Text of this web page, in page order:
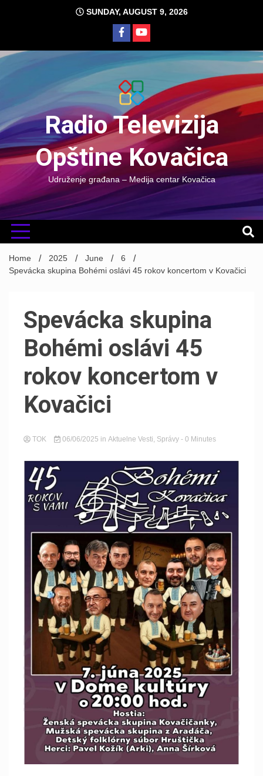
SUNDAY, AUGUST 9, 2026
Radio Televizija
Opštine Kovačica
Udruženje građana – Medija centar Kovačica
Home 2025 June
6
Spevácka skupina Bohémi oslávi 45 rokov koncertom v Kovačici
Spevácka skupina
Bohémi oslávi 45
rokov koncertom v
Kovačici
TOK 06/06/2025 in Aktuelne Vesti, Správy - 0 Minutes